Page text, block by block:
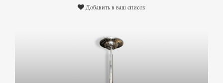
Добавить в ваш список